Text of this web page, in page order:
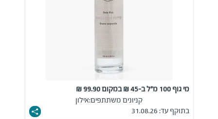
מי גוף 100 מ"ל ב-45 ₪ במקום 99.90 ₪
קניונים משתתפים:אילון
בתוקף עד: 31.08.26